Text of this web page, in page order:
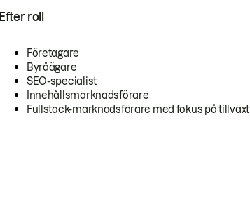
Efter roll
Företagare
Byråägare
SEO-specialist
Innehållsmarknadsförare
Fullstack-marknadsförare med fokus på tillväxt